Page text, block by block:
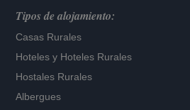
Tipos de alojamiento:
Casas Rurales
Hoteles y Hoteles Rurales
Hostales Rurales
Albergues